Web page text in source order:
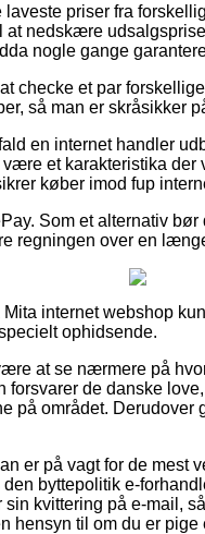
priser fra
nedskære
nogle gange
checke et par
så man er skråsikker
en internet handler
et karakteristika
køber imod fup
Som et alternativ
regningen over en
internet webshop
ophidsende.
at se nærmere på
forsvarer de danske
på området.
er på vagt for de mest
byttepolitik e-
kvittering på e-mail,
hensyn til om du er pige